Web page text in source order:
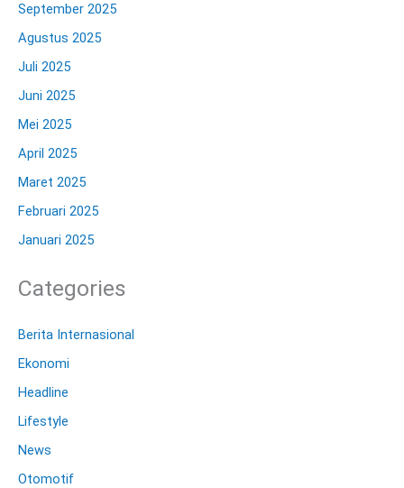
September 2025
Agustus 2025
Juli 2025
Juni 2025
Mei 2025
April 2025
Maret 2025
Februari 2025
Januari 2025
Categories
Berita Internasional
Ekonomi
Headline
Lifestyle
News
Otomotif